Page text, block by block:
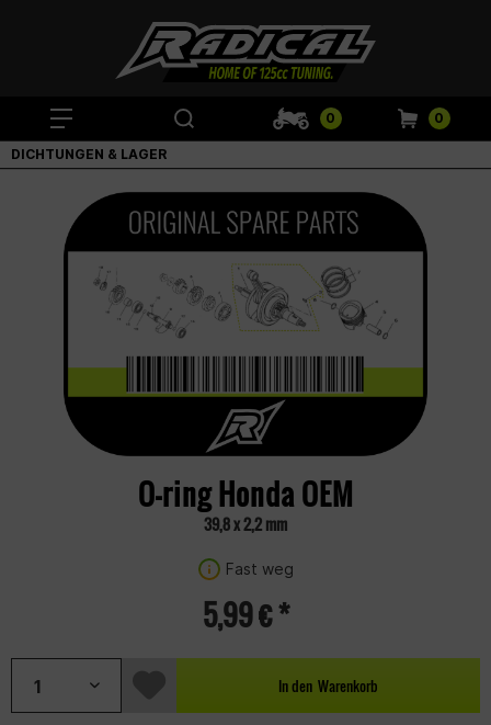
0 0
DICHTUNGEN & LAGER
O-ring Honda OEM
39,8 x 2,2 mm
Fast weg
5,99 € *
In den Warenkorb